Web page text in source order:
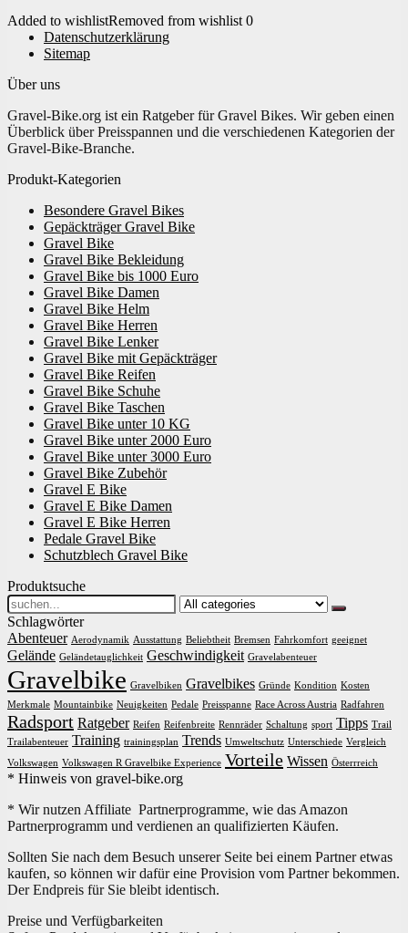
Added to wishlistRemoved from wishlist 0
Datenschutzerklärung
Sitemap
Über uns
Gravel-Bike.org ist ein Ratgeber für Gravel Bikes. Wir geben einen
Überblick über Preisspannen und die verschiedenen Kategorien der
Gravel-Bike-Branche.
Produkt-Kategorien
Besondere Gravel Bikes
Gepäckträger Gravel Bike
Gravel Bike
Gravel Bike Bekleidung
Gravel Bike bis 1000 Euro
Gravel Bike Damen
Gravel Bike Helm
Gravel Bike Herren
Gravel Bike Lenker
Gravel Bike mit Gepäckträger
Gravel Bike Reifen
Gravel Bike Schuhe
Gravel Bike Taschen
Gravel Bike unter 10 KG
Gravel Bike unter 2000 Euro
Gravel Bike unter 3000 Euro
Gravel Bike Zubehör
Gravel E Bike
Gravel E Bike Damen
Gravel E Bike Herren
Pedale Gravel Bike
Schutzblech Gravel Bike
Produktsuche
Search
for:
Schlagwörter
Abenteuer Aerodynamik Ausstattung Beliebtheit Bremsen Fahrkomfort geeignet
Gelände Geländetauglichkeit Geschwindigkeit Gravelabenteuer
Gravelbike Gravelbiken Gravelbikes Gründe Kondition Kosten
Merkmale Mountainbike Neuigkeiten Pedale Preisspanne Race Across Austria Radfahren
Radsport Ratgeber Reifen Reifenbreite Rennräder Schaltung sport Tipps Trail
Trailabenteuer Training trainingsplan Trends Umweltschutz Unterschiede Vergleich
Volkswagen Volkswagen R Gravelbike Experience Vorteile Wissen Österrreich
* Hinweis von gravel-bike.org
* Wir nutzen Affiliate Partnerprogramme, wie das Amazon
Partnerprogramm und verdienen an qualifizierten Käufen.
Sollten Sie nach dem Besuch unserer Seite bei einem Partner etwas
kaufen, so können wir dafür eine Provision vom Partner bekommen.
Der Endpreis für Sie bleibt identisch.
Preise und Verfügbarkeiten